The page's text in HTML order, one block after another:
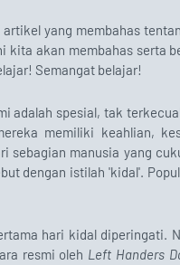
artikel yang membahas
kita akan membahas serta
Semangat belajar!
adalah spesial, tak
memiliki keahlian,
sebagian manusia yang
dengan istilah 'kidal'.
hari kidal diperingati.
resmi oleh Left Handers